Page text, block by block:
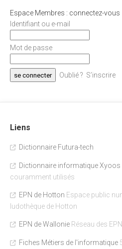
Espace Membres : connectez-vous
Identifiant ou e-mail
Mot de passe
Oublié ? S’inscrire
Liens
Dictionnaire Futura-tech
Dictionnaire informatique Xyoos
couramment utilisés
EPN de Hotton Espace public
ludothèque de Hotton
EPN de Wallonie Réseau des
Fiches Métiers de l'informatique